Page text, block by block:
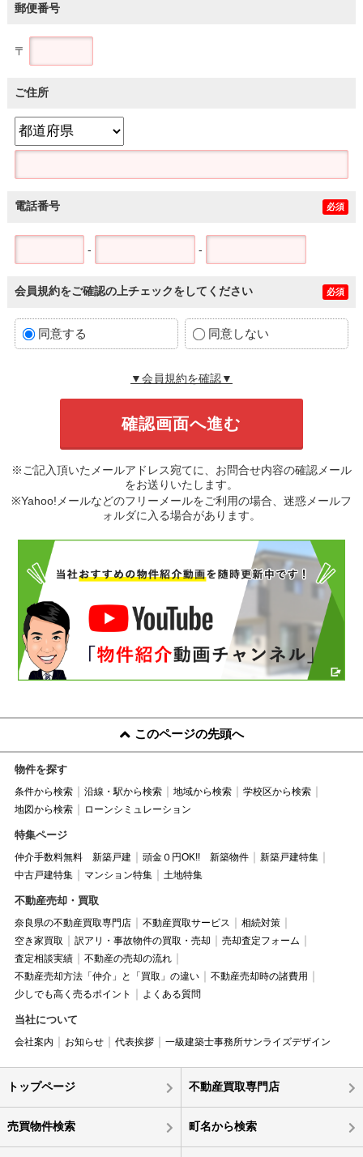
郵便番号
〒
ご住所
電話番号 必須
- -
会員規約をご確認の上チェックをしてください 必須
同意する 同意しない
▼会員規約を確認▼
※ご記入頂いたメールアドレス宛てに、お問合せ内容の確認メール
をお送りいたします。
※Yahoo!メールなどのフリーメールをご利用の場合、迷惑メールフ
ォルダに入る場合があります。
このページの先頭へ
物件を探す
条件から検索 沿線・駅から検索 地域から検索
学校区から検索
地図から検索
ローンシミュレーション
特集ページ
仲介手数料無料 新築戸建 頭金０円OK!! 新築物件
新築戸建特集
中古戸建特集
マンション特集 土地特集
不動産売却・買取
奈良県の不動産買取専門店 不動産買取サービス
相続対策
空き家買取
訳アリ・事故物件の買取・売却
売却査定フォーム
査定相談実績
不動産の売却の流れ
不動産売却方法「仲介」と「買取」の違い
不動産売却時の諸費用
少しでも高く売るポイント
よくある質問
当社について
会社案内 お知らせ 代表挨拶 一級建築士事務所サンライズデザイン
トップページ 不動産買取専門店
売買物件検索 町名から検索